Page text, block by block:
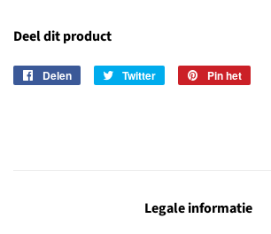
Deel dit product
Delen
Delen
Twitter
Twitteren Pin het
Legale informatie